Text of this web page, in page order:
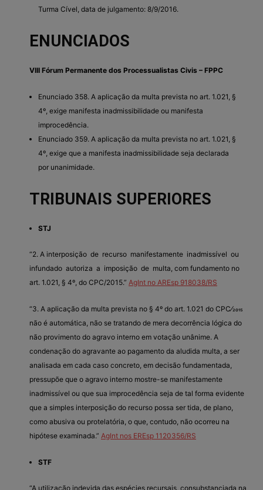
Turma Cível, data de julgamento: 8/9/2016.
ENUNCIADOS
VIII Fórum Permanente dos Processualistas Civis – FPPC
Enunciado 358. A aplicação da multa prevista no art. 1.021, §
4º, exige manifesta inadmissibilidade ou manifesta
improcedência.
Enunciado 359. A aplicação da multa prevista no art. 1.021, §
4º, exige que a manifesta inadmissibilidade seja declarada
por unanimidade.
TRIBUNAIS SUPERIORES
STJ
“2. A interposição de recurso manifestamente inadmissível ou
infundado autoriza a imposição de multa, com fundamento no
art. 1.021, § 4º, do CPC/2015.” AgInt no AREsp 918038/RS
“3. A aplicação da multa prevista no § 4º do art. 1.021 do CPC⁄2015
não é automática, não se tratando de mera decorrência lógica do
não provimento do agravo interno em votação unânime. A
condenação do agravante ao pagamento da aludida multa, a ser
analisada em cada caso concreto, em decisão fundamentada,
pressupõe que o agravo interno mostre-se manifestamente
inadmissível ou que sua improcedência seja de tal forma evidente
que a simples interposição do recurso possa ser tida, de plano,
como abusiva ou protelatória, o que, contudo, não ocorreu na
hipótese examinada.” AgInt nos EREsp 1120356/RS
STF
“A utilização indevida das espécies recursais, consubstanciada na